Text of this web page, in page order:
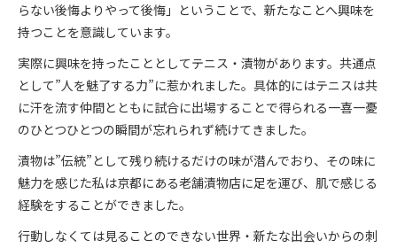
らない後悔よりやって後悔」ということで、新たなことへ興味を
持つことを意識しています。
実際に興味を持ったこととしてテニス・漬物があります。共通点
として”人を魅了する力”に惹かれました。具体的にはテニスは共
に汗を流す仲間とともに試合に出場することで得られる一喜一憂
のひとつひとつの瞬間が忘れられず続けてきました。
漬物は”伝統”として残り続けるだけの味が潜んでおり、その味に
魅力を感じた私は京都にある老舗漬物店に足を運び、肌で感じる
経験をすることができました。
行動しなくては見ることのできない世界・新たな出会いからの刺